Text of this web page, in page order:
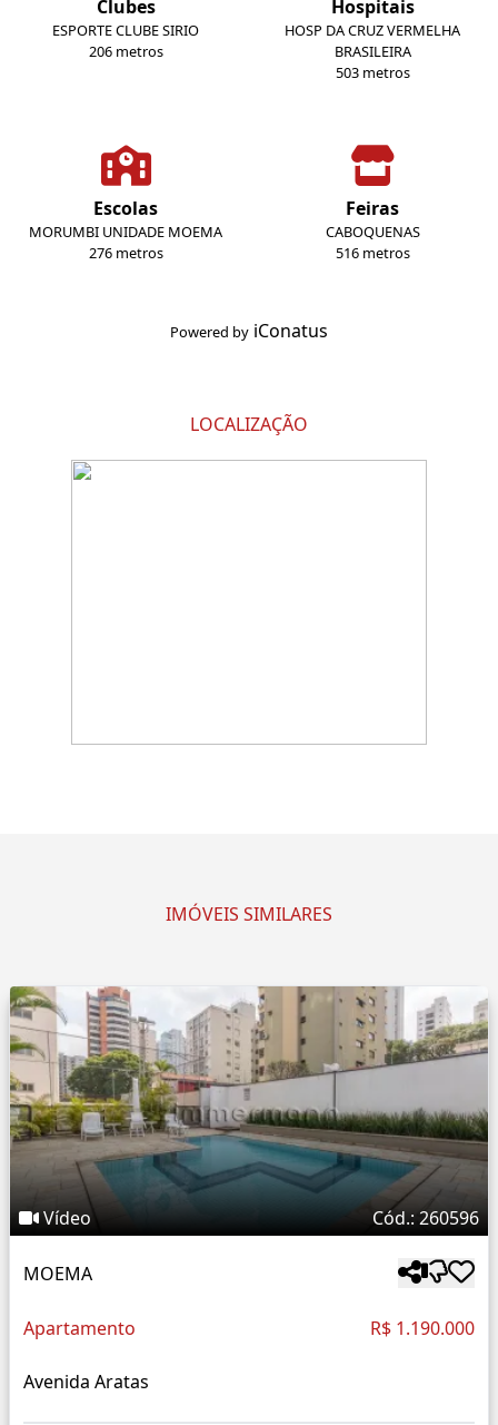
Clubes
ESPORTE CLUBE SIRIO
206 metros
Hospitais
HOSP DA CRUZ VERMELHA
BRASILEIRA
503 metros
Escolas
MORUMBI UNIDADE MOEMA
276 metros
Feiras
CABOQUENAS
516 metros
Powered by iConatus
LOCALIZAÇÃO
IMÓVEIS SIMILARES
Vídeo Cód.: 260596
MOEMA
Apartamento R$ 1.190.000
Avenida Aratas